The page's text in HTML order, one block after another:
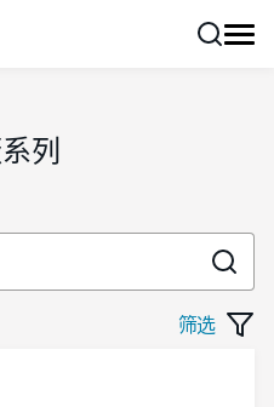
列
筛选